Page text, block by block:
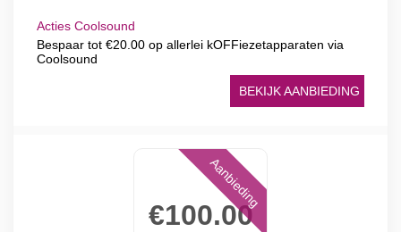
Acties Coolsound
Bespaar tot €20.00 op allerlei kOFFiezetapparaten via
Coolsound
BEKIJK AANBIEDING
€100.00
Aanbieding